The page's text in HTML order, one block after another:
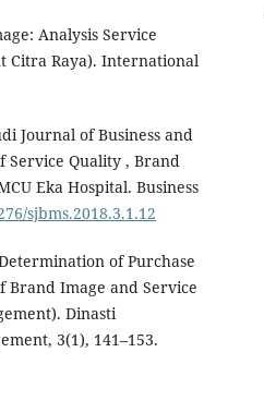
Analysis Service
Citra Raya). International
Journal of Business and
Service Quality , Brand
Eka Hospital. Business
sjbms.2018.3.1.12
of Purchase
Brand Image and Service
Dinasti
3(1), 141–153.